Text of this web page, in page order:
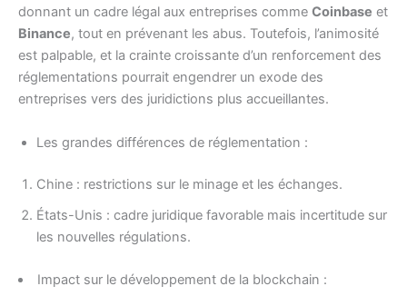
donnant un cadre légal aux entreprises comme Coinbase et
Binance, tout en prévenant les abus. Toutefois, l’animosité
est palpable, et la crainte croissante d’un renforcement des
réglementations pourrait engendrer un exode des
entreprises vers des juridictions plus accueillantes.
Les grandes différences de réglementation :
Chine : restrictions sur le minage et les échanges.
États-Unis : cadre juridique favorable mais incertitude sur
les nouvelles régulations.
Impact sur le développement de la blockchain :